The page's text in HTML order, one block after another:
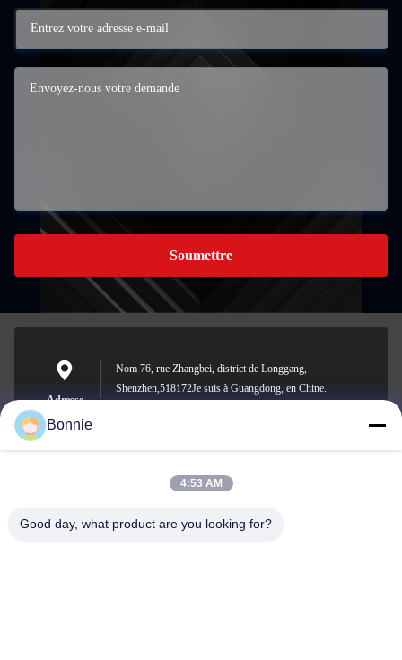
Soumettre
Adresse
Nom 76, rue Zhangbei, district de Longgang,
Shenzhen,518172Je suis à Guangdong, en Chine.
E-mail
Bonnie@szycw918.com
Bonnie
4:53 AM
Good day, what product are you looking for?